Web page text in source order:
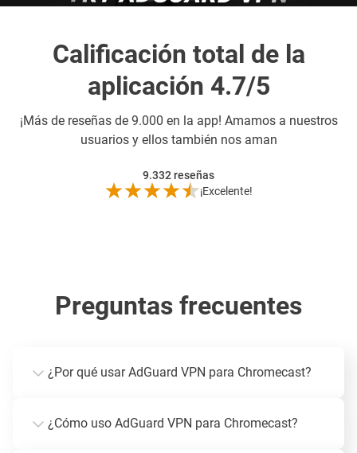
Calificación total de la
aplicación 4.7/5
¡Más de reseñas de 9.000 en la app! Amamos a nuestros
usuarios y ellos también nos aman
9.332reseñas
¡Excelente!
Preguntas frecuentes
¿Por qué usar AdGuard VPN para Chromecast?
¿Cómo uso AdGuard VPN para Chromecast?